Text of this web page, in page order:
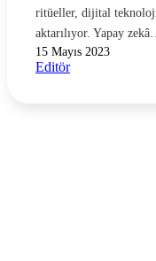
ritüeller, dijital
aktarılıyor. Yapay zekâ…
15 Mayıs 2023
Editör